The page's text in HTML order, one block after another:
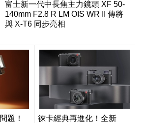
富士新一代中長焦主力鏡頭 XF 50-
140mm F2.8 R LM OIS WR II 傳將
與 X-T6 同步亮相
題！
徠卡經典再進化！全新